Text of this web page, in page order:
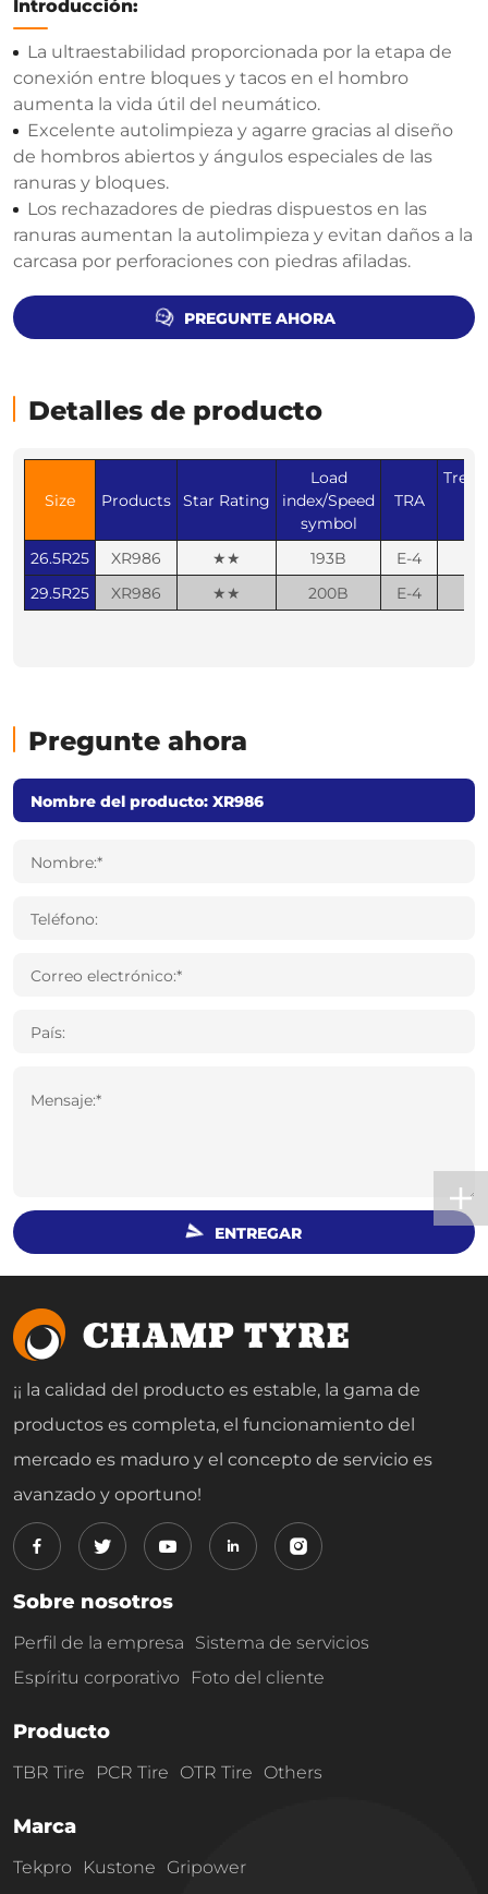
Introducción:
La ultraestabilidad proporcionada por la etapa de
conexión entre bloques y tacos en el hombro
aumenta la vida útil del neumático.
Excelente autolimpieza y agarre gracias al diseño
de hombros abiertos y ángulos especiales de las
ranuras y bloques.
Los rechazadores de piedras dispuestos en las
ranuras aumentan la autolimpieza y evitan daños a la
carcasa por perforaciones con piedras afiladas.
PREGUNTE AHORA
Detalles de producto
Size Products Star Rating
Load
index/Speed
symbol
TRA
26.5R25 XR986 ★★ 193B E-4
29.5R25
XR986 ★★ 200B E-4
Pregunte ahora
Nombre:*
Teléfono:
Correo electrónico:*
País:
Mensaje:*
ENTREGAR
¡¡ la calidad del producto es estable, la gama de
productos es completa, el funcionamiento del
mercado es maduro y el concepto de servicio es
avanzado y oportuno!
Sobre nosotros
Perfil de la empresa Sistema de servicios
Espíritu corporativo
Foto del cliente
Producto
TBR Tire PCR Tire OTR Tire Others
Marca
Tekpro Kustone Gripower